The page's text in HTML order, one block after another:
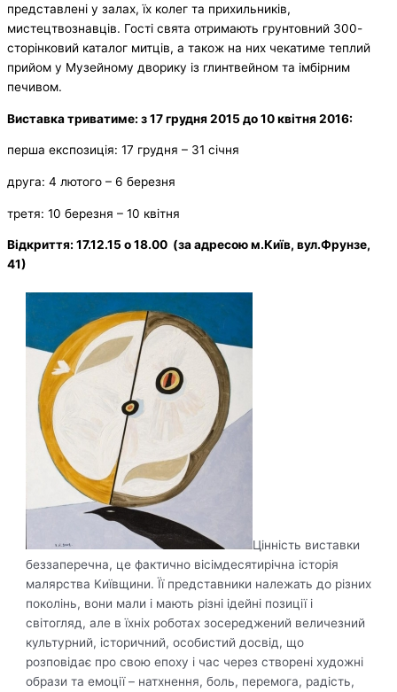
представлені у залах, їх колег та прихильників,
мистецтвознавців. Гості свята отримають грунтовний 300-
сторінковий каталог митців, а також на них чекатиме теплий
прийом у Музейному дворику із глинтвейном та імбірним
печивом.
Виставка триватиме: з 17 грудня 2015 до 10 квітня 2016:
перша експозиція: 17 грудня – 31 січня
друга: 4 лютого – 6 березня
третя: 10 березня – 10 квітня
Відкриття: 17.12.15 о 18.00 (за адресою м.Київ, вул.Фрунзе,
41)
Цінність виставки
беззаперечна, це фактично вісімдесятирічна історія
малярства Київщини. Її представники належать до різних
поколінь, вони мали і мають різні ідейні позиції і
світогляд, але в їхніх роботах зосереджений величезний
культурний, історичний, особистий досвід, що
розповідає про свою епоху і час через створені художні
образи та емоції – натхнення, боль, перемога, радість,